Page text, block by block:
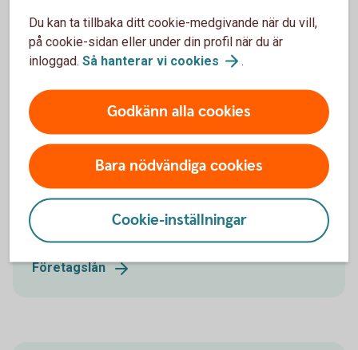
Med ett investeringslån kan ni låna till era behov.
Räkna på kostnaden och ansök om lån.
Finansieringstjänster företag
Lån och finansiera
Företagslån
Du kan ta tillbaka ditt cookie-medgivande när du vill,
på cookie-sidan eller under din profil när du är
inloggad. Så hanterar vi cookies .
Godkänn alla cookies
Bara nödvändiga cookies
Cookie-inställningar